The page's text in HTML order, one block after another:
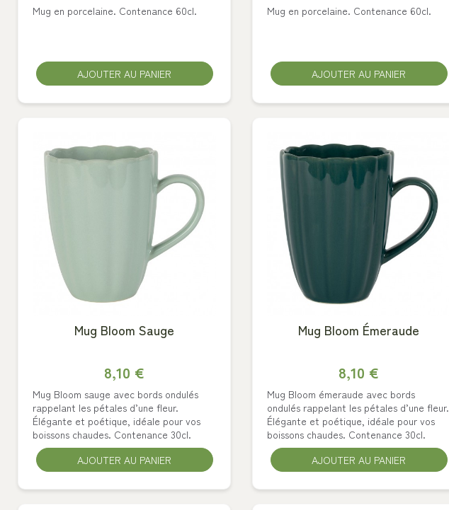
Mug en porcelaine. Contenance 60cl.
AJOUTER AU PANIER
Mug en porcelaine. Contenance 60cl.
AJOUTER AU PANIER
Mug Bloom Sauge
8,10 €
Mug Bloom sauge avec bords ondulés
rappelant les pétales d’une fleur.
Élégante et poétique, idéale pour vos
boissons chaudes. Contenance 30cl.
AJOUTER AU PANIER
Mug Bloom Émeraude
8,10 €
Mug Bloom émeraude avec bords
ondulés rappelant les pétales d’une fleur.
Élégante et poétique, idéale pour vos
boissons chaudes. Contenance 30cl.
AJOUTER AU PANIER